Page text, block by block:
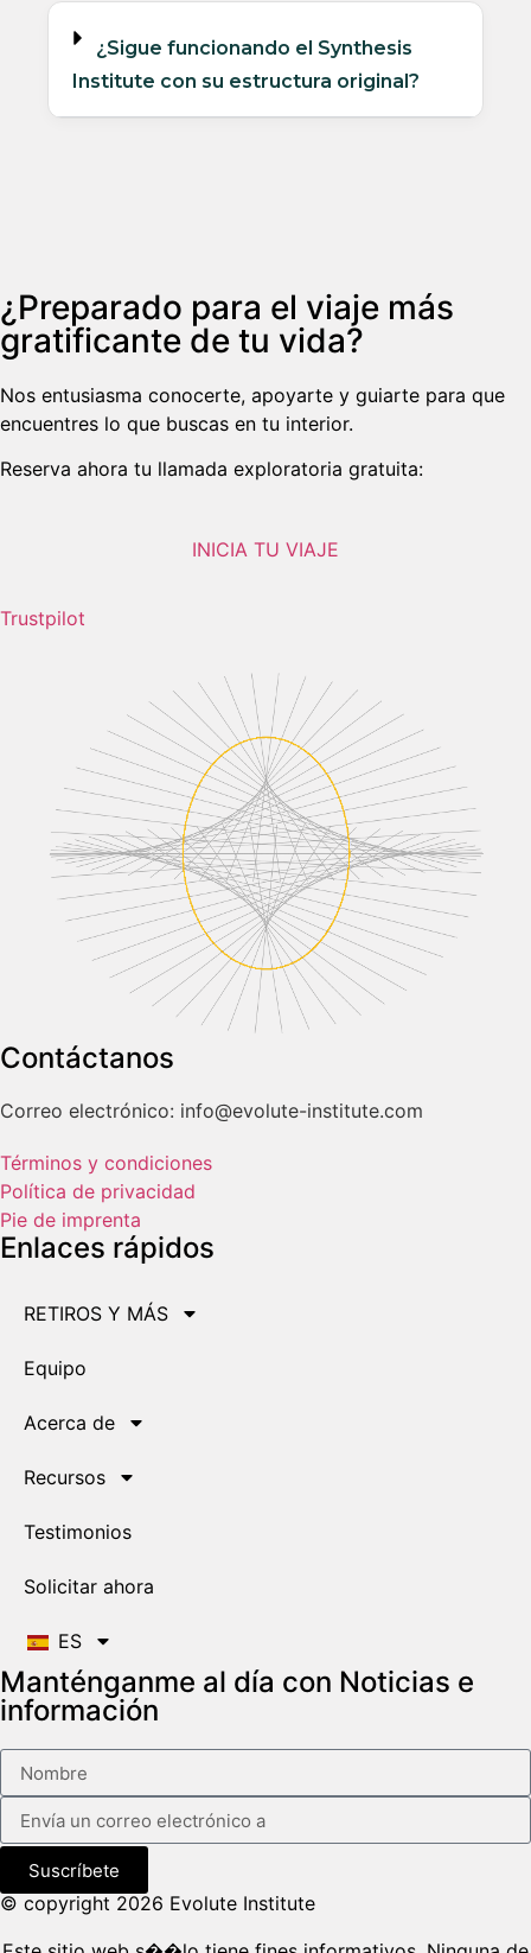
¿Sigue funcionando el Synthesis
Institute con su estructura original?
¿Preparado para el viaje más
gratificante de tu vida?
Nos entusiasma conocerte, apoyarte y guiarte para que
encuentres lo que buscas en tu interior.
Reserva ahora tu llamada exploratoria gratuita:
INICIA TU VIAJE
Trustpilot
Contáctanos
Correo electrónico: info@evolute-institute.com
Términos y condiciones
Política de privacidad
Pie de imprenta
Enlaces rápidos
RETIROS Y MÁS
Equipo
Acerca de
Recursos
Testimonios
Solicitar ahora
ES
Manténganme al día con Noticias e
información
Suscríbete
© copyright 2026 Evolute Institute